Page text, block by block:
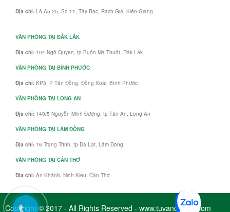
Địa chỉ: Lô A5-25, Số 11, Tây Bắc, Rạch Giá, Kiên Giang
VĂN PHÒNG TẠI ĐẮK LẮK
Địa chỉ: 104 Ngô Quyền, tp Buôn Ma Thuột, Đắk Lắk
VĂN PHÒNG TẠI BÌNH PHƯỚC
Địa chỉ: KP3, P Tân Đồng, Đồng Xoài, Bình Phước
VĂN PHÒNG TẠI LONG AN
Địa chỉ: 140/5 Nguyễn Minh Đường, tp Tân An, Long An
VĂN PHÒNG TẠI LÂM ĐỒNG
Địa chỉ: 16 Trạng Trình, tp Đà Lạt, Lâm Đồng
VĂN PHÒNG TẠI CẦN THƠ
Địa chỉ: An Khánh, Ninh Kiều, Cần Thơ
Copyright © 2017 - All Rights Reserved - www.tuvandaiviet.com